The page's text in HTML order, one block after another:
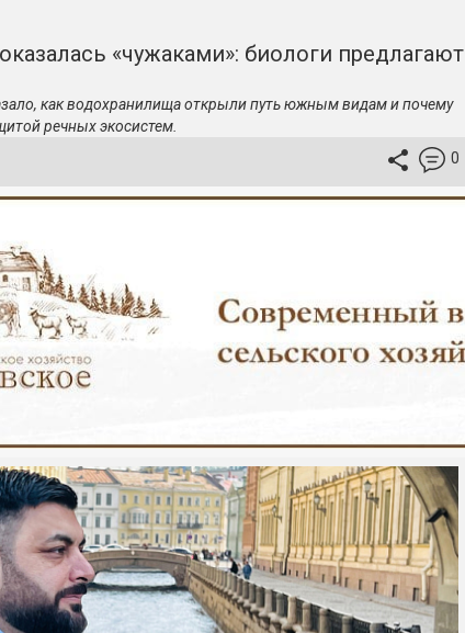
«чужаками»: биологи предлагают
как водохранилища открыли путь южным видам и почему
речных экосистем.
0